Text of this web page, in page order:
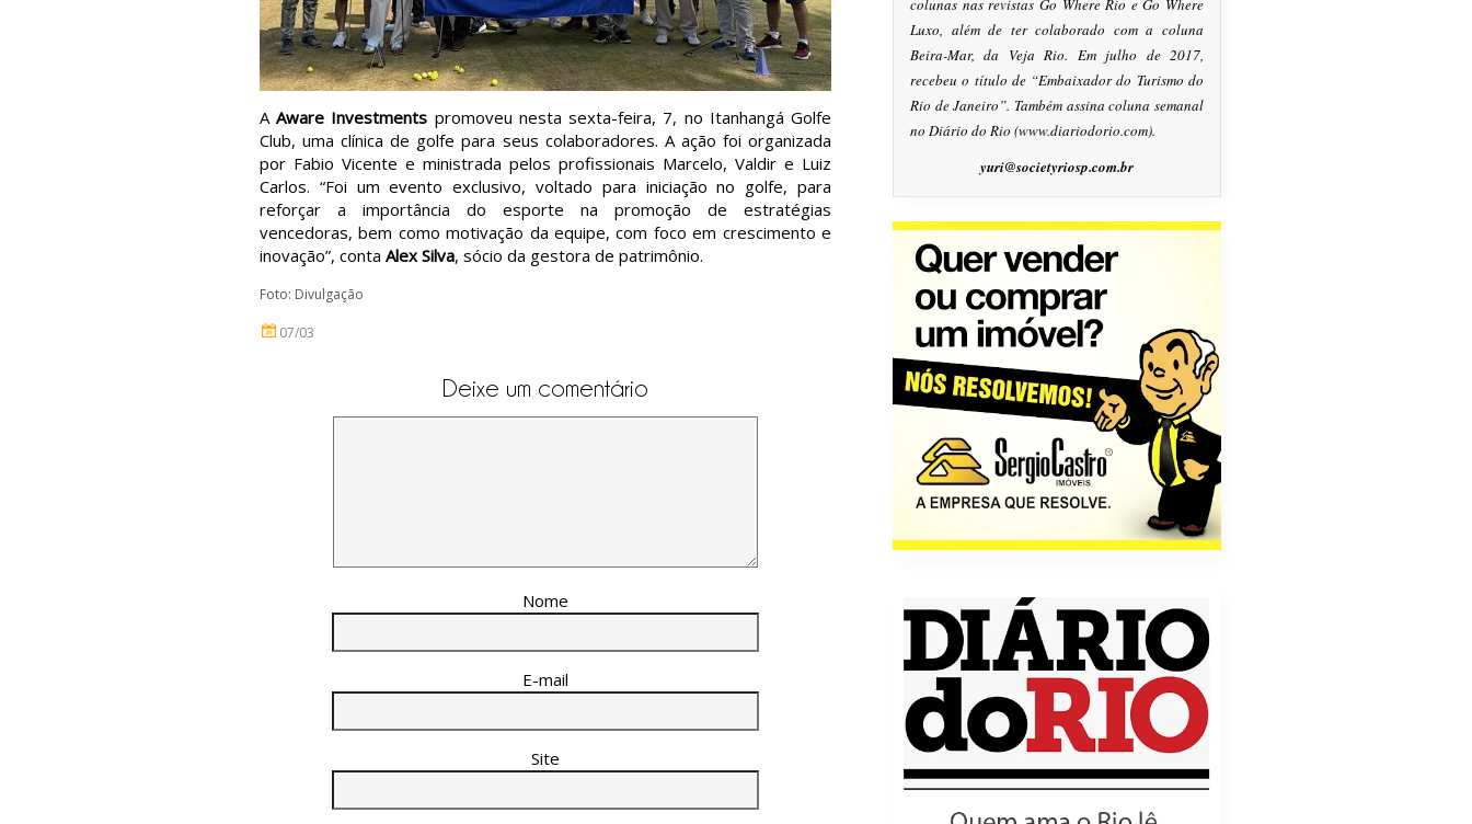
AAware Investments promoveu nesta sexta-feira, 7, no Itanhangá Golfe
Club, uma clínica de golfe para seus colaboradores. A ação foi organizada
por Fabio Vicente e ministrada pelos profissionais Marcelo, Valdir e Luiz
Carlos. “Foi um evento exclusivo, voltado para iniciação no golfe, para
reforçar a importância do esporte na promoção de estratégias
vencedoras, bem como motivação da equipe, com foco em crescimento e
inovação”, conta Alex Silva, sócio da gestora de patrimônio.
Foto: Divulgação
07/03
Deixe um comentário
Nome
E-mail
Site
colunas nas revistas Go Where Rio e Go Where
Luxo, além de ter colaborado com a coluna
Beira-Mar, da Veja Rio. Em julho de 2017,
recebeu o título de “Embaixador do Turismo do
Rio de Janeiro”. Também assina coluna semanal
no Diário do Rio (www.diariodorio.com).
yuri@societyriosp.com.br